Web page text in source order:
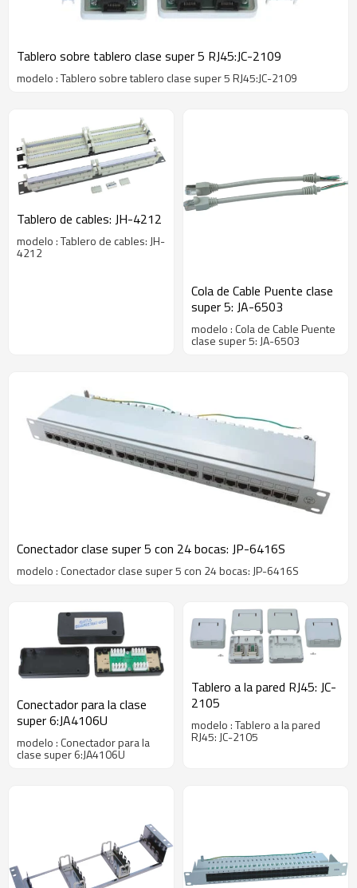
Tablero sobre tablero clase super 5 RJ45:JC-2109
modelo : Tablero sobre tablero clase super 5 RJ45:JC-2109
Tablero de cables: JH-4212
modelo : Tablero de cables: JH-
4212
Cola de Cable Puente clase
super 5: JA-6503
modelo : Cola de Cable Puente
clase super 5: JA-6503
Conectador clase super 5 con 24 bocas: JP-6416S
modelo : Conectador clase super 5 con 24 bocas: JP-6416S
Conectador para la clase
super 6:JA4106U
modelo : Conectador para la
clase super 6:JA4106U
Tablero a la pared RJ45: JC-
2105
modelo : Tablero a la pared
RJ45: JC-2105